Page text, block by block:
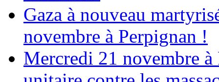
Gaza à nouveau
novembre à Perpignan !
Mercredi 21 novembre à